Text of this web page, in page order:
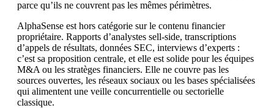
parce qu’ils ne couvrent pas les mêmes périmètres.
AlphaSense est hors catégorie sur le contenu financier
propriétaire. Rapports d’analystes sell-side, transcriptions
d’appels de résultats, données SEC, interviews d’experts :
c’est sa proposition centrale, et elle est solide pour les équipes
M&A ou les stratèges financiers. Elle ne couvre pas les
sources ouvertes, les réseaux sociaux ou les bases spécialisées
qui alimentent une veille concurrentielle ou sectorielle
classique.